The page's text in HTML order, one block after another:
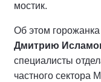
мостик.
Об этом
Дмитрию
специалисты
частного